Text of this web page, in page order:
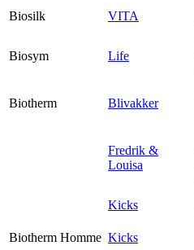
Biosilk
VITA
Biosym Life
Biotherm Blivakker
Fredrik &
Louisa
Kicks
Biotherm Homme Kicks